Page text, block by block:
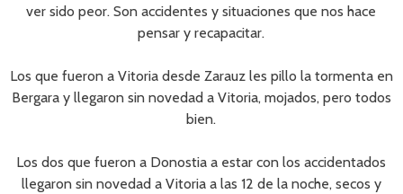
ver sido peor. Son accidentes y situaciones que nos hace
pensar y recapacitar.
Los que fueron a Vitoria desde Zarauz les pillo la tormenta en
Bergara y llegaron sin novedad a Vitoria, mojados, pero todos
bien.
Los dos que fueron a Donostia a estar con los accidentados
llegaron sin novedad a Vitoria a las 12 de la noche, secos y